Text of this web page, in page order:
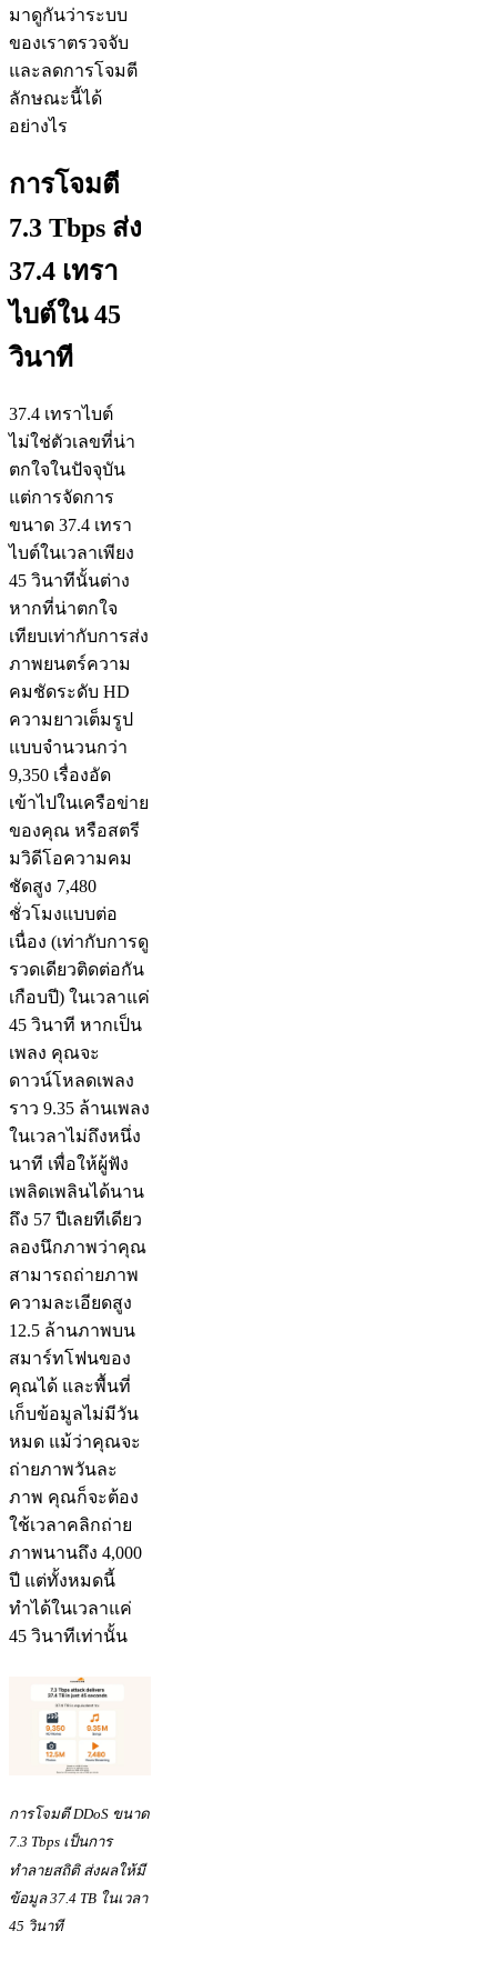
มาดูกันว่าระบบ
ของเราตรวจจับ
และลดการโจมตี
ลักษณะนี้ได้
อย่างไร
การโจมตี
7.3 Tbps ส่ง
37.4 เทรา
ไบต์ใน 45
วินาที
37.4 เทราไบต์
ไม่ใช่ตัวเลขที่น่า
ตกใจในปัจจุบัน
แต่การจัดการ
ขนาด 37.4 เทรา
ไบต์ในเวลาเพียง
45 วินาทีนั้นต่าง
หากที่น่าตกใจ
เทียบเท่ากับการส่ง
ภาพยนตร์ความ
คมชัดระดับ HD
ความยาวเต็มรูป
แบบจำนวนกว่า
9,350 เรื่องอัด
เข้าไปในเครือข่าย
ของคุณ หรือสตรี
มวิดีโอความคม
ชัดสูง 7,480
ชั่วโมงแบบต่อ
เนื่อง (เท่ากับการดู
รวดเดียวติดต่อกัน
เกือบปี) ในเวลาแค่
45 วินาที หากเป็น
เพลง คุณจะ
ดาวน์โหลดเพลง
ราว 9.35 ล้านเพลง
ในเวลาไม่ถึงหนึ่ง
นาที เพื่อให้ผู้ฟัง
เพลิดเพลินได้นาน
ถึง 57 ปีเลยทีเดียว
ลองนึกภาพว่าคุณ
สามารถถ่ายภาพ
ความละเอียดสูง
12.5 ล้านภาพบน
สมาร์ทโฟนของ
คุณได้ และพื้นที่
เก็บข้อมูลไม่มีวัน
หมด แม้ว่าคุณจะ
ถ่ายภาพวันละ
ภาพ คุณก็จะต้อง
ใช้เวลาคลิกถ่าย
ภาพนานถึง 4,000
ปี แต่ทั้งหมดนี้
ทำได้ในเวลาแค่
45 วินาทีเท่านั้น
การโจมตี DDoS ขนาด
7.3 Tbps เป็นการ
ทำลายสถิติ ส่งผลให้มี
ข้อมูล 37.4 TB ในเวลา
45 วินาที